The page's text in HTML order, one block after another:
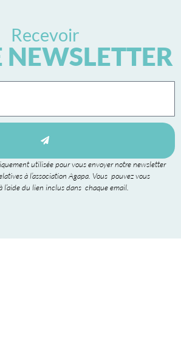
Recevoir
NEWSLETTER
utilisée pour vous envoyer notre newsletter
à l’association Agapa. Vous pouvez vous
du lien inclus dans chaque email.